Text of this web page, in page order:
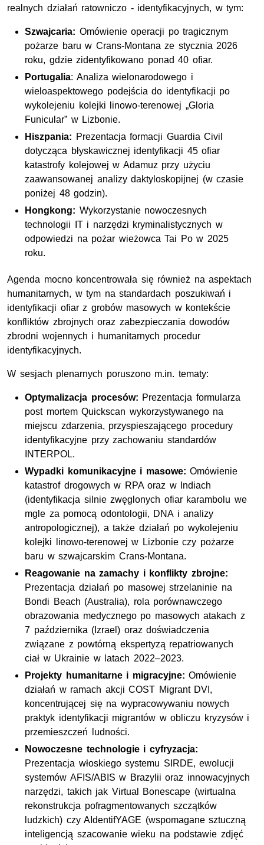
realnych działań ratowniczo - identyfikacyjnych, w tym:
Szwajcaria: Omówienie operacji po tragicznym
pożarze baru w Crans-Montana ze stycznia 2026
roku, gdzie zidentyfikowano ponad 40 ofiar.
Portugalia: Analiza wielonarodowego i
wieloaspektowego podejścia do identyfikacji po
wykolejeniu kolejki linowo-terenowej „Gloria
Funicular” w Lizbonie.
Hiszpania: Prezentacja formacji Guardia Civil
dotycząca błyskawicznej identyfikacji 45 ofiar
katastrofy kolejowej w Adamuz przy użyciu
zaawansowanej analizy daktyloskopijnej (w czasie
poniżej 48 godzin).
Hongkong: Wykorzystanie nowoczesnych
technologii IT i narzędzi kryminalistycznych w
odpowiedzi na pożar wieżowca Tai Po w 2025
roku.
Agenda mocno koncentrowała się również na aspektach
humanitarnych, w tym na standardach poszukiwań i
identyfikacji ofiar z grobów masowych w kontekście
konfliktów zbrojnych oraz zabezpieczania dowodów
zbrodni wojennych i humanitarnych procedur
identyfikacyjnych.
W sesjach plenarnych poruszono m.in. tematy:
Optymalizacja procesów: Prezentacja formularza
post mortem Quickscan wykorzystywanego na
miejscu zdarzenia, przyspieszającego procedury
identyfikacyjne przy zachowaniu standardów
INTERPOL.
Wypadki komunikacyjne i masowe: Omówienie
katastrof drogowych w RPA oraz w Indiach
(identyfikacja silnie zwęglonych ofiar karambolu we
mgle za pomocą odontologii, DNA i analizy
antropologicznej), a także działań po wykolejeniu
kolejki linowo-terenowej w Lizbonie czy pożarze
baru w szwajcarskim Crans-Montana.
Reagowanie na zamachy i konflikty zbrojne:
Prezentacja działań po masowej strzelaninie na
Bondi Beach (Australia), rola porównawczego
obrazowania medycznego po masowych atakach z
7 października (Izrael) oraz doświadczenia
związane z powtórną ekspertyzą repatriowanych
ciał w Ukrainie w latach 2022–2023.
Projekty humanitarne i migracyjne: Omówienie
działań w ramach akcji COST Migrant DVI,
koncentrującej się na wypracowywaniu nowych
praktyk identyfikacji migrantów w obliczu kryzysów i
przemieszczeń ludności.
Nowoczesne technologie i cyfryzacja:
Prezentacja włoskiego systemu SIRDE, ewolucji
systemów AFIS/ABIS w Brazylii oraz innowacyjnych
narzędzi, takich jak Virtual Bonescape (wirtualna
rekonstrukcja pofragmentowanych szczątków
ludzkich) czy AIdentifYAGE (wspomagane sztuczną
inteligencją szacowanie wieku na podstawie zdjęć